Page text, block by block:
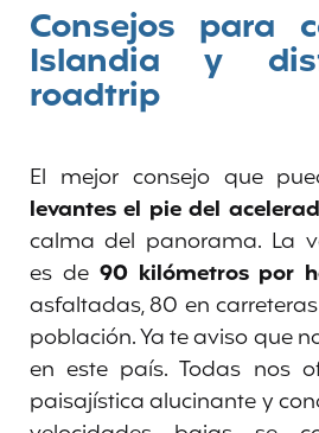
Consejos para
Islandia y
roadtrip
El mejor consejo que
levantes el pie del
calma del panorama. La
es de90 kilómetros por
asfaltadas, 80 en
población. Ya te aviso que
en este país. Todas nos
paisajística alucinante y